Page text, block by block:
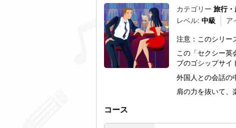
カテゴリー 旅行
レベル: 中級 ア
注意：このシリー
この「セクシー英
ブのゴシップサイ
外国人との会話の
肩の力を抜いて、
コース